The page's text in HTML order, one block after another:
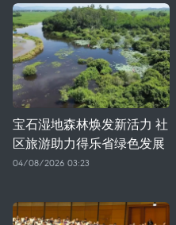
宝石湿地森林焕发新活力 社
区旅游助力得乐省绿色发展
04/08/2026 03:23